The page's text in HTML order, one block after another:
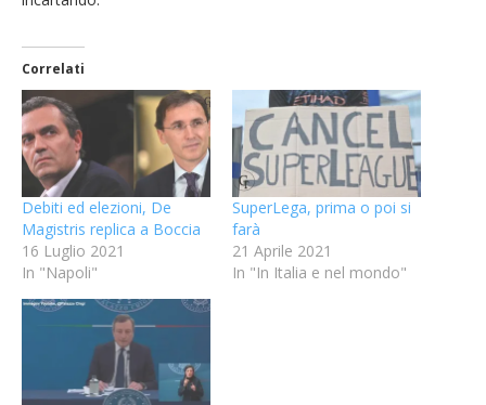
Correlati
Debiti ed elezioni, De
Magistris replica a Boccia
16 Luglio 2021
In "Napoli"
SuperLega, prima o poi si
farà
21 Aprile 2021
In "In Italia e nel mondo"